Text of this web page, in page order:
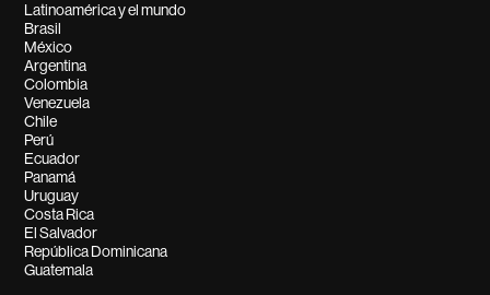
Latinoamérica y el mundo
Brasil
México
Argentina
Colombia
Venezuela
Chile
Perú
Ecuador
Panamá
Uruguay
Costa Rica
El Salvador
República Dominicana
Guatemala